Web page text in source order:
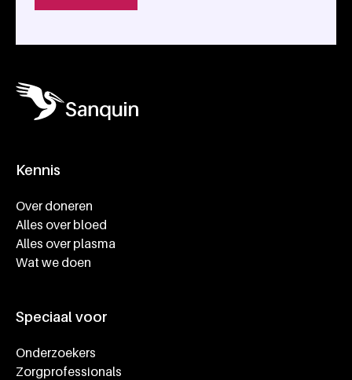
Kennis
Over doneren
Alles over bloed
Alles over plasma
Wat we doen
Speciaal voor
Onderzoekers
Zorgprofessionals